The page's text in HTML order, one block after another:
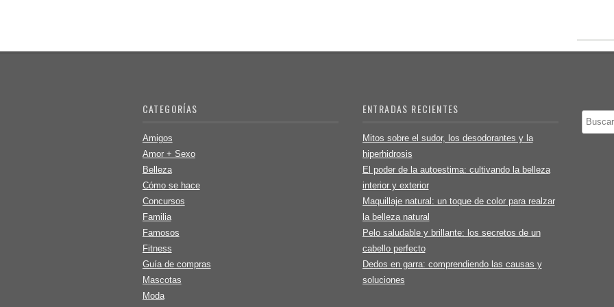
CATEGORÍAS
Amigos
Amor + Sexo
Belleza
Cómo se hace
Concursos
Familia
Famosos
Fitness
Guía de compras
Mascotas
Moda
ENTRADAS RECIENTES
Mitos sobre el sudor, los desodorantes y la
hiperhidrosis
El poder de la autoestima: cultivando la belleza
interior y exterior
Maquillaje natural: un toque de color para realzar
la belleza natural
Pelo saludable y brillante: los secretos de un
cabello perfecto
Dedos en garra: comprendiendo las causas y
soluciones
Buscar